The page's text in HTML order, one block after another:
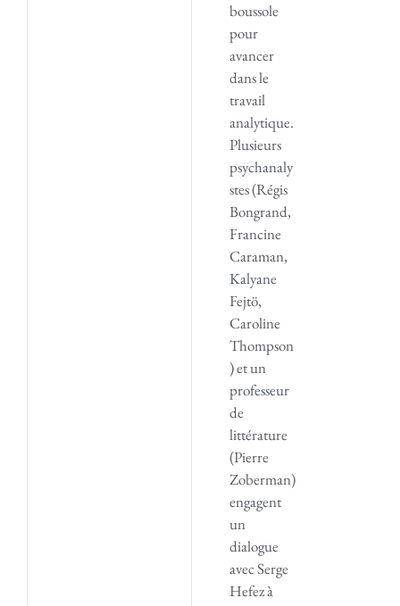
boussole
pour
avancer
dans le
travail
analytique.
Plusieurs
psychanaly
stes (Régis
Bongrand,
Francine
Caraman,
Kalyane
Fejtö,
Caroline
Thompson
) et un
professeur
de
littérature
(Pierre
Zoberman)
engagent
un
dialogue
avec Serge
Hefez à